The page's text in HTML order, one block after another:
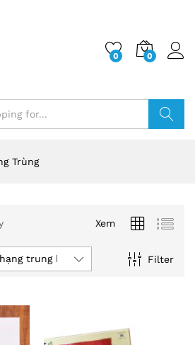
0 0
Trùng
Xem
Filter
trung bình